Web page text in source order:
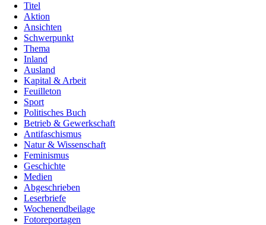
Titel
Aktion
Ansichten
Schwerpunkt
Thema
Inland
Ausland
Kapital & Arbeit
Feuilleton
Sport
Politisches Buch
Betrieb & Gewerkschaft
Antifaschismus
Natur & Wissenschaft
Feminismus
Geschichte
Medien
Abgeschrieben
Leserbriefe
Wochenendbeilage
Fotoreportagen